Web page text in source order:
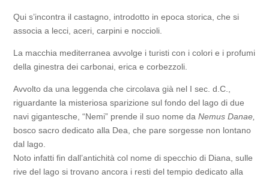
Qui s’incontra il castagno, introdotto in epoca storica, che si
associa a lecci, aceri, carpini e noccioli.
La macchia mediterranea avvolge i turisti con i colori e i profumi
della ginestra dei carbonai, erica e corbezzoli.
Avvolto da una leggenda che circolava già nel I sec. d.C.,
riguardante la misteriosa sparizione sul fondo del lago di due
navi gigantesche, “Nemi” prende il suo nome daNemus Danae,
bosco sacro dedicato alla Dea, che pare sorgesse non lontano
dal lago.
Noto infatti fin dall’antichità col nome di specchio di Diana, sulle
rive del lago si trovano ancora i resti del tempio dedicato alla